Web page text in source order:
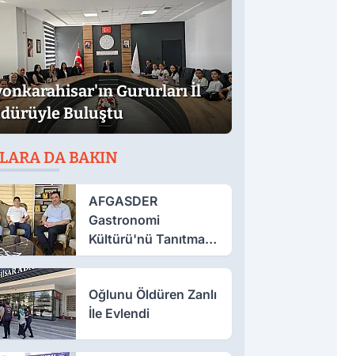
Gururları İl
Buluştu
DA BAKIN
AFGASDER
Gastronomi
Kültürü'nü Tanıtmak
İçin Çalışıyor
Oğlunu Öldüren Zanlı
İle Evlendi